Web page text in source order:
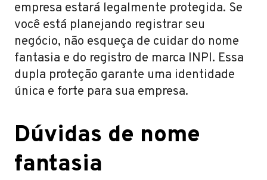
empresa estará legalmente protegida. Se
você está planejando registrar seu
negócio, não esqueça de cuidar do nome
fantasia e do registro de marca INPI. Essa
dupla proteção garante uma identidade
única e forte para sua empresa.
Dúvidas de nome
fantasia